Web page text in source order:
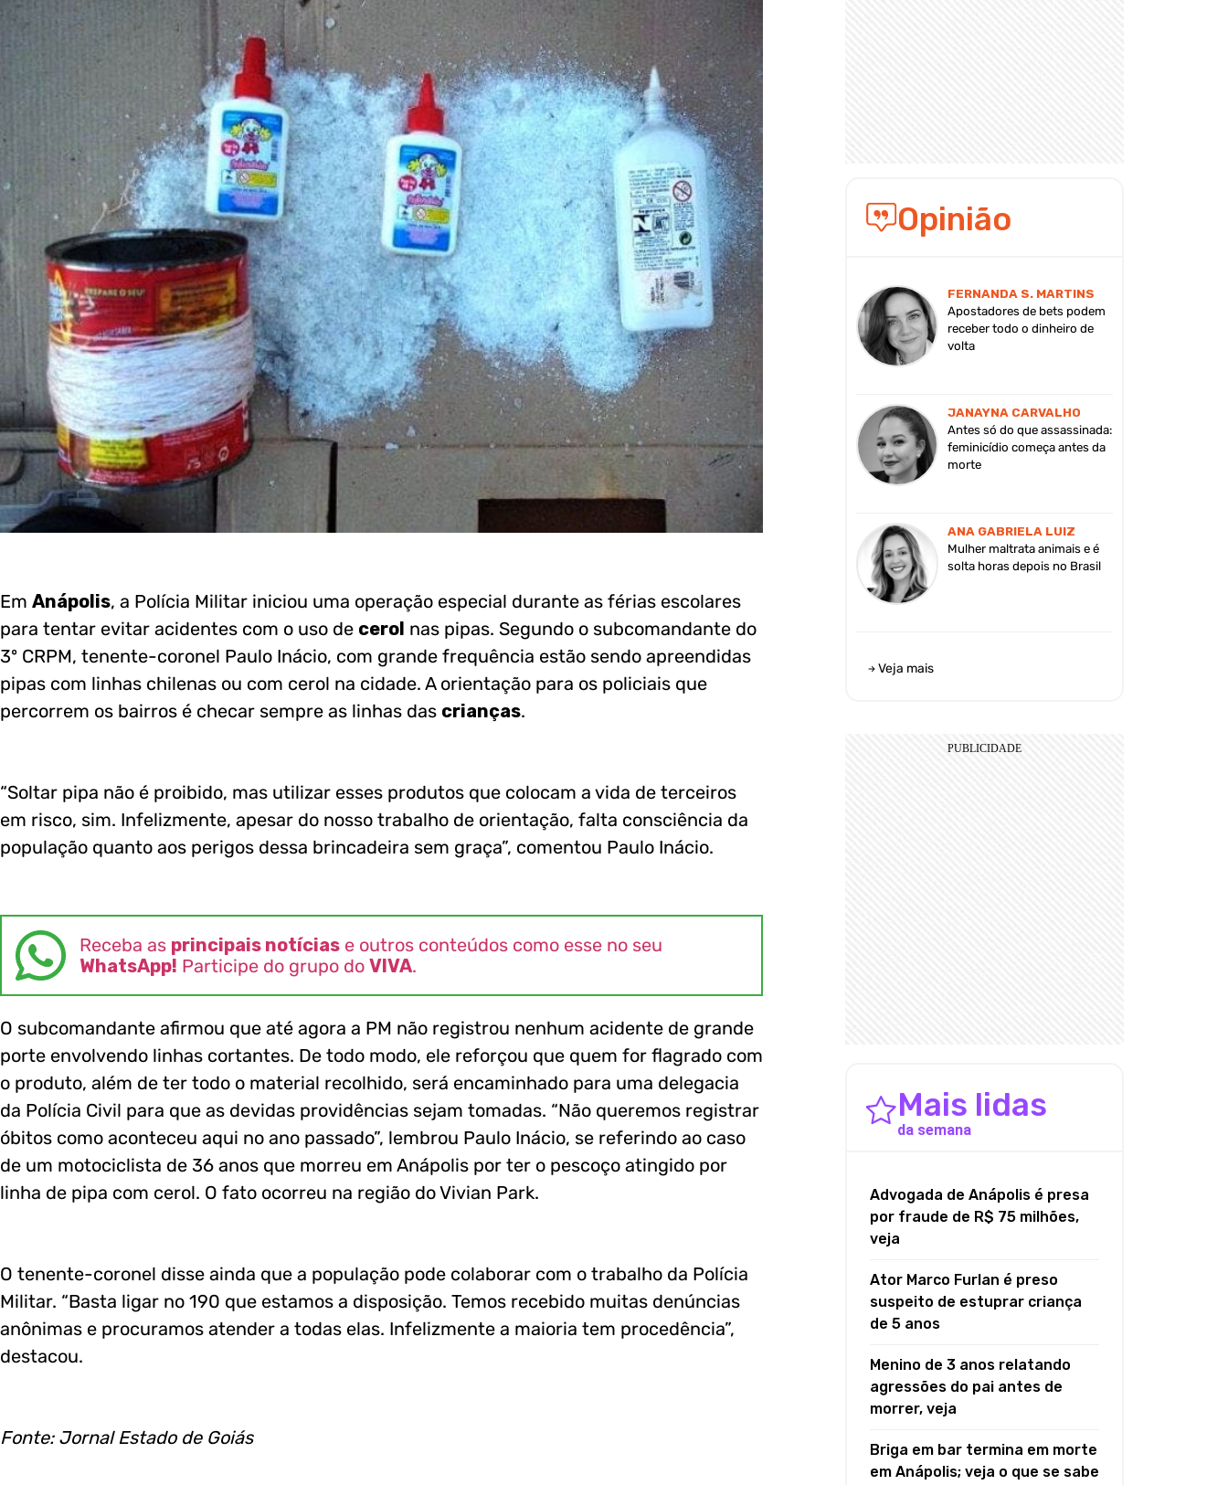
Em Anápolis, a Polícia Militar iniciou uma operação especial durante as férias escolares
para tentar evitar acidentes com o uso de cerol nas pipas. Segundo o subcomandante do
3º CRPM, tenente-coronel Paulo Inácio, com grande frequência estão sendo apreendidas
pipas com linhas chilenas ou com cerol na cidade. A orientação para os policiais que
percorrem os bairros é checar sempre as linhas das crianças.
“Soltar pipa não é proibido, mas utilizar esses produtos que colocam a vida de terceiros
em risco, sim. Infelizmente, apesar do nosso trabalho de orientação, falta consciência da
população quanto aos perigos dessa brincadeira sem graça”, comentou Paulo Inácio.
Receba as principais notícias e outros conteúdos como esse no seu
WhatsApp! Participe do grupo do VIVA.
O subcomandante afirmou que até agora a PM não registrou nenhum acidente de grande
porte envolvendo linhas cortantes. De todo modo, ele reforçou que quem for flagrado com
o produto, além de ter todo o material recolhido, será encaminhado para uma delegacia
da Polícia Civil para que as devidas providências sejam tomadas. “Não queremos registrar
óbitos como aconteceu aqui no ano passado”, lembrou Paulo Inácio, se referindo ao caso
de um motociclista de 36 anos que morreu em Anápolis por ter o pescoço atingido por
linha de pipa com cerol. O fato ocorreu na região do Vivian Park.
O tenente-coronel disse ainda que a população pode colaborar com o trabalho da Polícia
Militar. “Basta ligar no 190 que estamos a disposição. Temos recebido muitas denúncias
anônimas e procuramos atender a todas elas. Infelizmente a maioria tem procedência”,
destacou.
Fonte: Jornal Estado de Goiás
Opinião
FERNANDA S. MARTINS
Apostadores de bets podem
receber todo o dinheiro de
volta
JANAYNA CARVALHO
Antes só do que assassinada:
feminicídio começa antes da
morte
ANA GABRIELA LUIZ
Mulher maltrata animais e é
solta horas depois no Brasil
Veja mais
Mais lidas
da semana
Advogada de Anápolis é presa
por fraude de R$ 75 milhões,
veja
Ator Marco Furlan é preso
suspeito de estuprar criança
de 5 anos
Menino de 3 anos relatando
agressões do pai antes de
morrer, veja
Briga em bar termina em morte
em Anápolis; veja o que se sabe